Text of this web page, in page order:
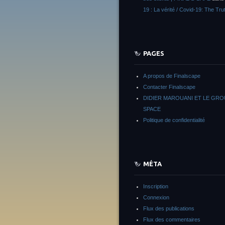
19 : La vérité / Covid-19: The
PAGES
A propos de Finalscape
Contacter Finalscape
DIDIER MAROUANI ET LE
SPACE
Politique de confidentialité
MÉTA
Inscription
Connexion
Flux des publications
Flux des commentaires